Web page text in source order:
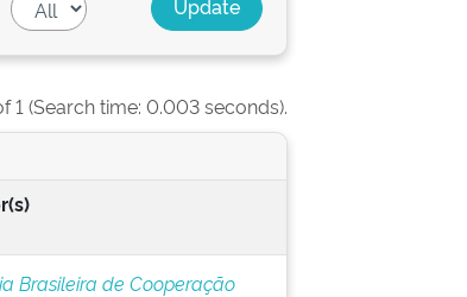
1 (Search time: 0.003 seconds).
Brasileira de Cooperação